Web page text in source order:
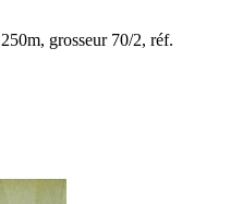
grosseur 70/2, réf.